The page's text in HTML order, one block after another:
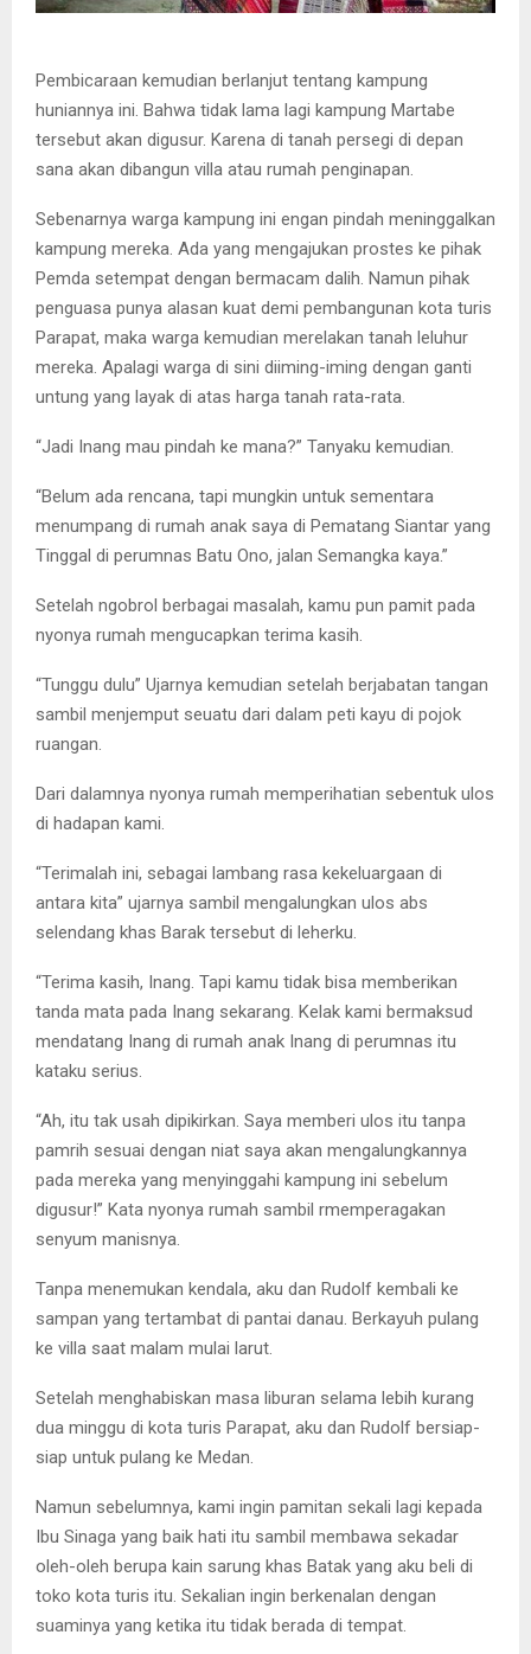
Pembicaraan kemudian berlanjut tentang kampung
huniannya ini. Bahwa tidak lama lagi kampung Martabe
tersebut akan digusur. Karena di tanah persegi di depan
sana akan dibangun villa atau rumah penginapan.
Sebenarnya warga kampung ini engan pindah meninggalkan
kampung mereka. Ada yang mengajukan prostes ke pihak
Pemda setempat dengan bermacam dalih. Namun pihak
penguasa punya alasan kuat demi pembangunan kota turis
Parapat, maka warga kemudian merelakan tanah leluhur
mereka. Apalagi warga di sini diiming-iming dengan ganti
untung yang layak di atas harga tanah rata-rata.
“Jadi Inang mau pindah ke mana?” Tanyaku kemudian.
“Belum ada rencana, tapi mungkin untuk sementara
menumpang di rumah anak saya di Pematang Siantar yang
Tinggal di perumnas Batu Ono, jalan Semangka kaya.”
Setelah ngobrol berbagai masalah, kamu pun pamit pada
nyonya rumah mengucapkan terima kasih.
“Tunggu dulu” Ujarnya kemudian setelah berjabatan tangan
sambil menjemput seuatu dari dalam peti kayu di pojok
ruangan.
Dari dalamnya nyonya rumah memperihatian sebentuk ulos
di hadapan kami.
“Terimalah ini, sebagai lambang rasa kekeluargaan di
antara kita” ujarnya sambil mengalungkan ulos abs
selendang khas Barak tersebut di leherku.
“Terima kasih, Inang. Tapi kamu tidak bisa memberikan
tanda mata pada Inang sekarang. Kelak kami bermaksud
mendatang Inang di rumah anak Inang di perumnas itu
kataku serius.
“Ah, itu tak usah dipikirkan. Saya memberi ulos itu tanpa
pamrih sesuai dengan niat saya akan mengalungkannya
pada mereka yang menyinggahi kampung ini sebelum
digusur!” Kata nyonya rumah sambil rmemperagakan
senyum manisnya.
Tanpa menemukan kendala, aku dan Rudolf kembali ke
sampan yang tertambat di pantai danau. Berkayuh pulang
ke villa saat malam mulai larut.
Setelah menghabiskan masa liburan selama lebih kurang
dua minggu di kota turis Parapat, aku dan Rudolf bersiap-
siap untuk pulang ke Medan.
Namun sebelumnya, kami ingin pamitan sekali lagi kepada
Ibu Sinaga yang baik hati itu sambil membawa sekadar
oleh-oleh berupa kain sarung khas Batak yang aku beli di
toko kota turis itu. Sekalian ingin berkenalan dengan
suaminya yang ketika itu tidak berada di tempat.